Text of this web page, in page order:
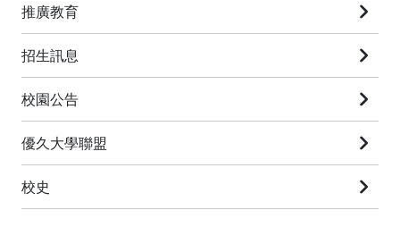
推廣教育
招生訊息
校園公告
優久大學聯盟
校史